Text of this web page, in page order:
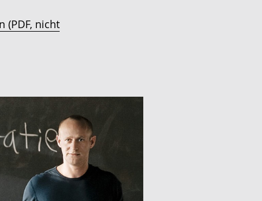
(PDF, nicht